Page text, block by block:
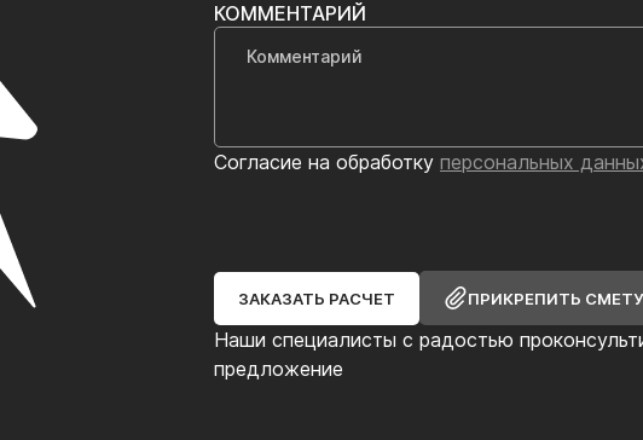
Наши специалисты с радостью
предложение
КОММЕНТАРИЙ
Согласие на обработку персональных
ЗАКАЗАТЬ РАСЧЕТ ПРИКРЕПИТЬ СМЕТУ